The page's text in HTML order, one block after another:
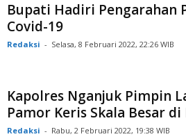
Bupati Hadiri Pengarahan
Covid-19
Redaksi - Selasa, 8 Februari 2022, 22:26 WIB
Kapolres Nganjuk Pimpin
Pamor Keris Skala Besar di
Redaksi - Rabu, 2 Februari 2022, 19:38 WIB